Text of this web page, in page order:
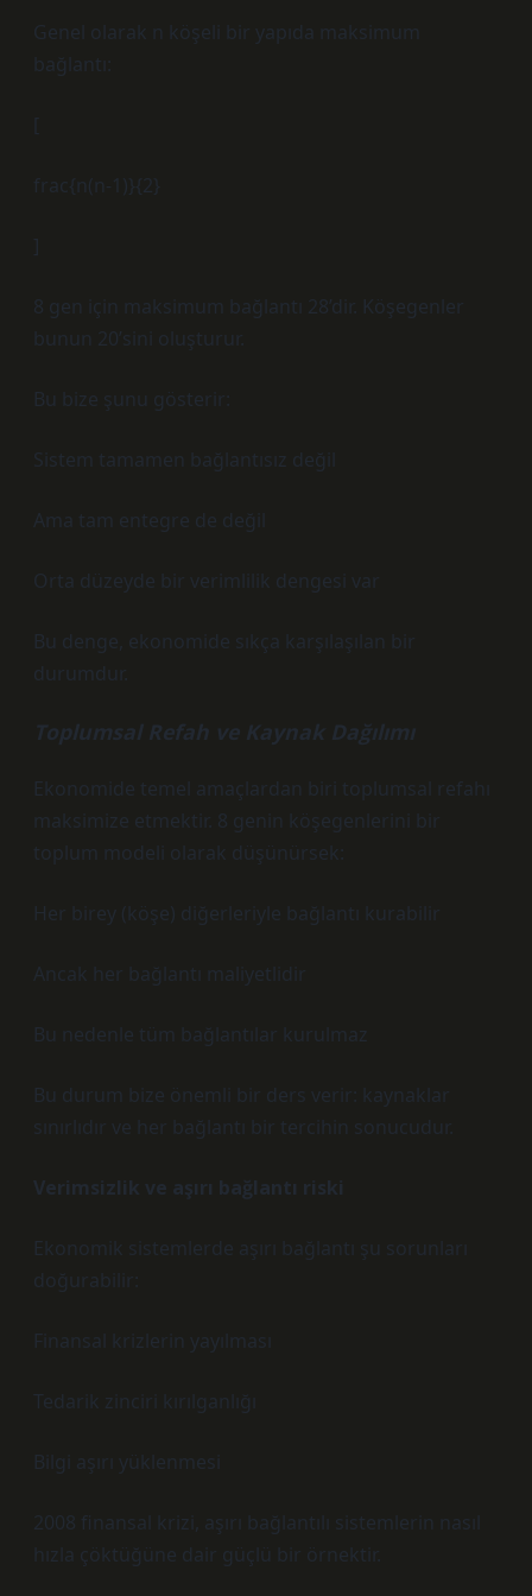
Genel olarak n köşeli bir yapıda maksimum
bağlantı:
[
frac{n(n-1)}{2}
]
8 gen için maksimum bağlantı 28’dir. Köşegenler
bunun 20’sini oluşturur.
Bu bize şunu gösterir:
Sistem tamamen bağlantısız değil
Ama tam entegre de değil
Orta düzeyde bir verimlilik dengesi var
Bu denge, ekonomide sıkça karşılaşılan bir
durumdur.
Toplumsal Refah ve Kaynak Dağılımı
Ekonomide temel amaçlardan biri toplumsal refahı
maksimize etmektir. 8 genin köşegenlerini bir
toplum modeli olarak düşünürsek:
Her birey (köşe) diğerleriyle bağlantı kurabilir
Ancak her bağlantı maliyetlidir
Bu nedenle tüm bağlantılar kurulmaz
Bu durum bize önemli bir ders verir: kaynaklar
sınırlıdır ve her bağlantı bir tercihin sonucudur.
Verimsizlik ve aşırı bağlantı riski
Ekonomik sistemlerde aşırı bağlantı şu sorunları
doğurabilir:
Finansal krizlerin yayılması
Tedarik zinciri kırılganlığı
Bilgi aşırı yüklenmesi
2008 finansal krizi, aşırı bağlantılı sistemlerin nasıl
hızla çöktüğüne dair güçlü bir örnektir.